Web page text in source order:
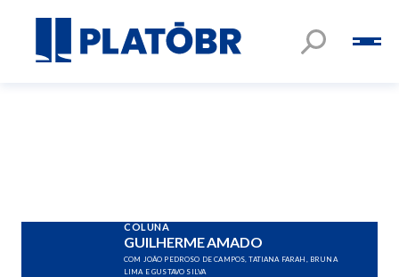
COLUNA
GUILHERME AMADO
COM JOÃO PEDROSO DE CAMPOS, TATIANA FARAH, BRUNA
LIMA E GUSTAVO SILVA